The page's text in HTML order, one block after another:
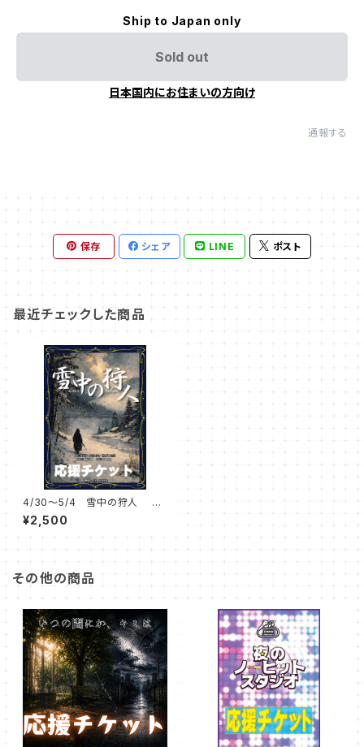
Ship to Japan only
Sold out
日本国内にお住まいの方向け
通報する
保存 シェア LINE ポスト
最近チェックした商品
4/30～5/4 雪中の狩人 応
援チケット
¥2,500
その他の商品